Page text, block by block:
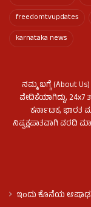
freedomtvupdates
karnataka news
ನಮ್ಮ ಬಗ್ಗೆ (About
ವೇದಿಕೆಯಾಗಿದ್ದು, 24x7
ಕರ್ನಾಟಕ, ಭಾರತ
ನಿಷ್ಪಕ್ಷಪಾತವಾಗಿ ವರದಿ
ಇಂದು ಕೊನೆಯ ಆಷಾಢ